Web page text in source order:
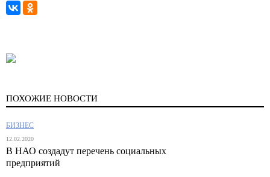
ПОХОЖИЕ НОВОСТИ
БИЗНЕС
12.02.2020
В НАО создадут перечень социальных
предприятий